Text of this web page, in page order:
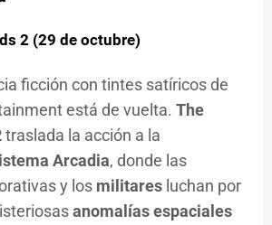
2 (29 de octubre)
ficción con tintes satíricos de
está de vuelta. The
traslada la acción a la
Arcadia, donde las
y los militares luchan por
anomalías espaciales